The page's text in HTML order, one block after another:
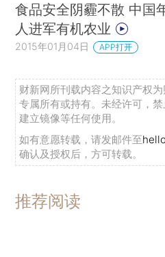
食品安全阴霾不散 中国
人进军有机农业
2015年01月04日 APP打开
财新网所刊载内容之知识产权
专属所有或持有。未经许可，
建立镜像等任何使用。
如有意愿转载，请发邮件至
确认及授权后，方可转载。
推荐阅读